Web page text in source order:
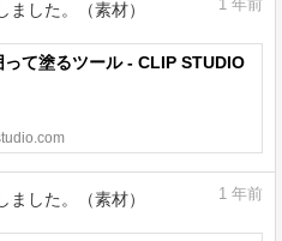
した。（素材） 1 年前
って塗るツール - CLIP STUDIO
した。（素材） 1 年前